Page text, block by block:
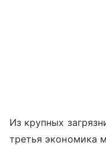
Из крупных
третья экономика